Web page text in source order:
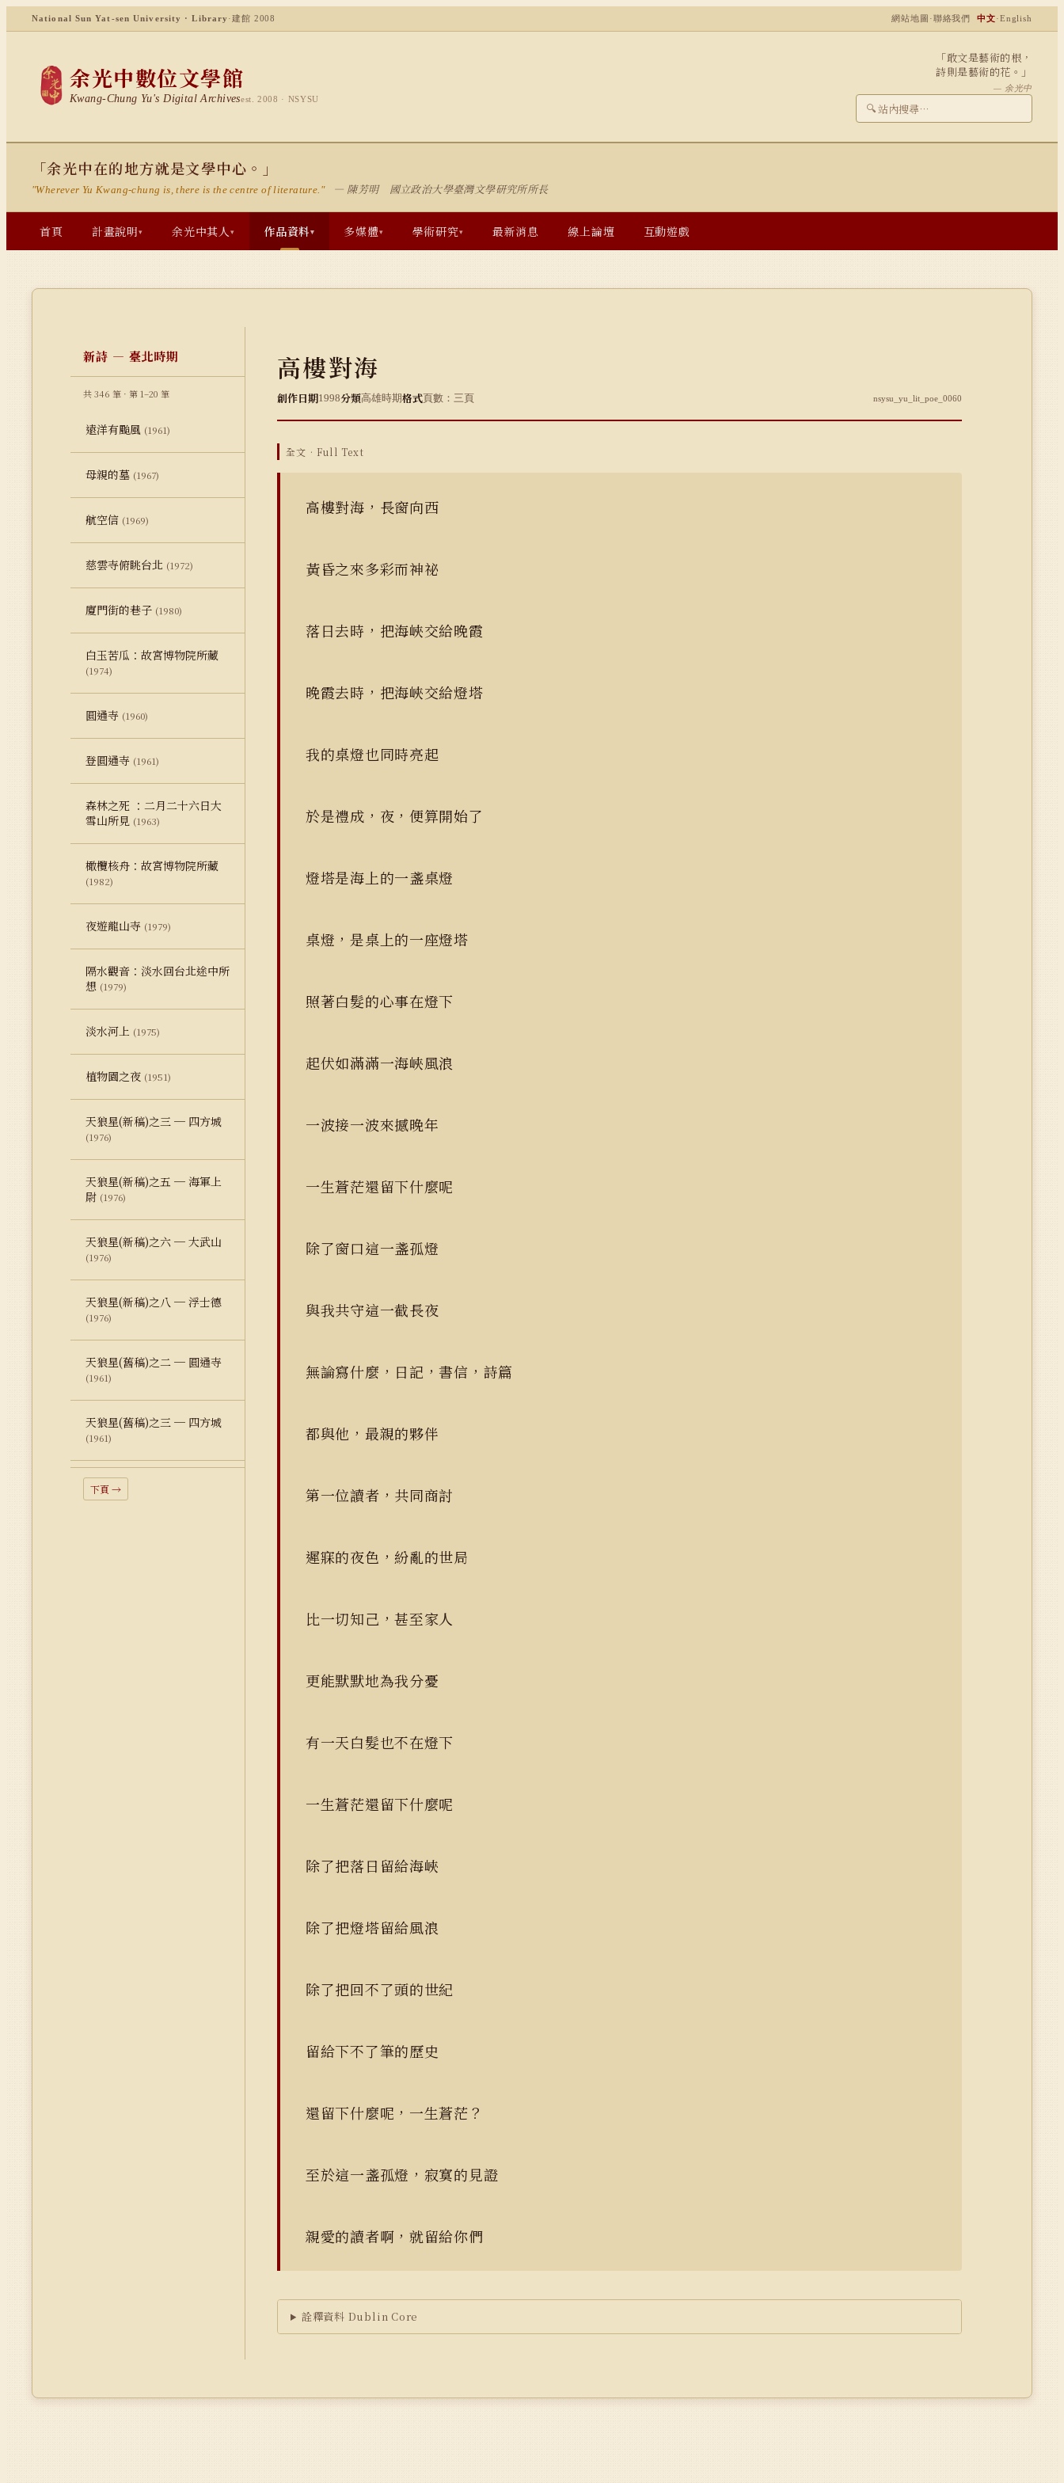
National Sun Yat-sen University · Library ·建館 2008 網站地圖 ·聯絡我們 中文·English
余光中數位文學館
Kwang-Chung Yu's Digital Archivesest. 2008 · NSYSU
「敢文是藝術的根，
詩則是藝術的花。」
— 余光中
🔍
「余光中在的地方就是文學中心。」
"Wherever Yu Kwang-chung is, there is the centre of literature." — 陳芳明 國立政治大學臺灣文學研究所所長
首頁 計畫說明▾ 余光中其人▾ 作品資料▾ 多媒體▾ 學術研究▾ 最新消息 線上論壇 互動遊戲
新詩 — 臺北時期
共 346 筆 · 第 1–20 筆
遠洋有颱風 (1961)
母親的墓 (1967)
航空信 (1969)
慈雲寺俯眺台北 (1972)
廈門街的巷子 (1980)
白玉苦瓜：故宮博物院所藏
(1974)
圓通寺 (1960)
登圓通寺 (1961)
森林之死 ：二月二十六日大
雪山所見 (1963)
橄欖核舟：故宮博物院所藏
(1982)
夜遊龍山寺 (1979)
隔水觀音：淡水回台北途中所
想 (1979)
淡水河上 (1975)
植物園之夜 (1951)
天狼星(新稿)之三 ─ 四方城
(1976)
天狼星(新稿)之五 ─ 海軍上
尉 (1976)
天狼星(新稿)之六 ─ 大武山
(1976)
天狼星(新稿)之八 ─ 浮士德
(1976)
天狼星(舊稿)之二 ─ 圓通寺
(1961)
天狼星(舊稿)之三 ─ 四方城
(1961)
下頁 →
高樓對海
創作日期1998分類高雄時期格式頁數：三頁 nsysu_yu_lit_poe_0060
全文 · Full Text
高樓對海，長窗向西
黃昏之來多彩而神祕
落日去時，把海峽交給晚霞
晚霞去時，把海峽交給燈塔
我的桌燈也同時亮起
於是禮成，夜，便算開始了
燈塔是海上的一盞桌燈
桌燈，是桌上的一座燈塔
照著白髮的心事在燈下
起伏如滿滿一海峽風浪
一波接一波來撼晚年
一生蒼茫還留下什麼呢
除了窗口這一盞孤燈
與我共守這一截長夜
無論寫什麼，日記，書信，詩篇
都與他，最親的夥伴
第一位讀者，共同商討
遲寐的夜色，紛亂的世局
比一切知己，甚至家人
更能默默地為我分憂
有一天白髮也不在燈下
一生蒼茫還留下什麼呢
除了把落日留給海峽
除了把燈塔留給風浪
除了把回不了頭的世紀
留給下不了筆的歷史
還留下什麼呢，一生蒼茫？
至於這一盞孤燈，寂寞的見證
親愛的讀者啊，就留給你們
詮釋資料 Dublin Core